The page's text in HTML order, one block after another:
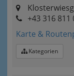
+43 316 811
Karte &
Kategorien